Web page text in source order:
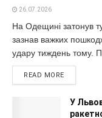
26.07.2026
На Одещині затонув
зазнав важких
удару тиждень тому.
READ MORE
У